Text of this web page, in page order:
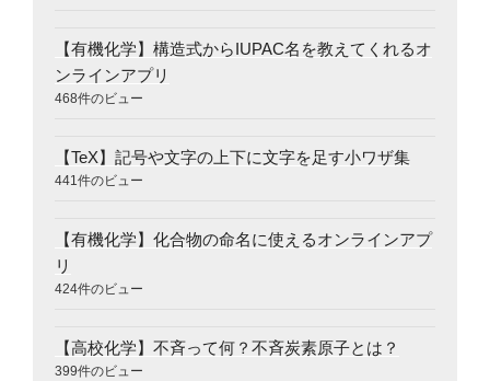
【有機化学】構造式からIUPAC名を教えてくれるオ
ンラインアプリ
468件のビュー
【TeX】記号や文字の上下に文字を足す小ワザ集
441件のビュー
【有機化学】化合物の命名に使えるオンラインアプ
リ
424件のビュー
【高校化学】不斉って何？不斉炭素原子とは？
399件のビュー